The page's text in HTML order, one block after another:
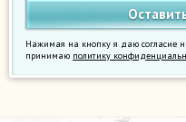
Нажимая на кнопку я даю согласие
принимаю политику